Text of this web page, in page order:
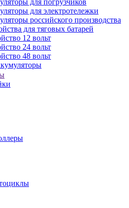
для погрузчиков
для электротележки
российского производства
для тяговых батарей
12 вольт
24 вольт
48 вольт